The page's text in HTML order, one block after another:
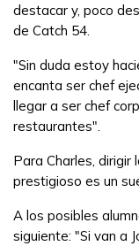
destacar y, poco
de Catch 54.
"Sin duda estoy
encanta ser chef
llegar a ser chef
restaurantes".
Para Charles, dirigir
prestigioso es un
A los posibles
siguiente: "Si van a